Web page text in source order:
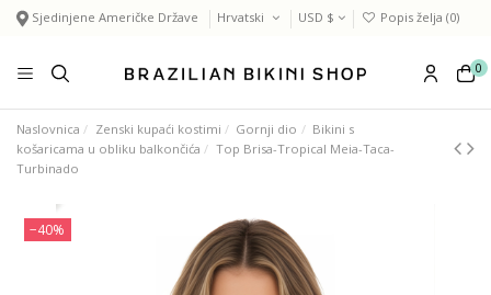
Sjedinjene Američke Države Hrvatski USD $ Popis želja (0)
0
Naslovnica Zenski kupaći kostimi Gornji dio
Bikini s
košaricama u obliku balkončića
Top Brisa-Tropical Meia-Taca-
Turbinado
−40%